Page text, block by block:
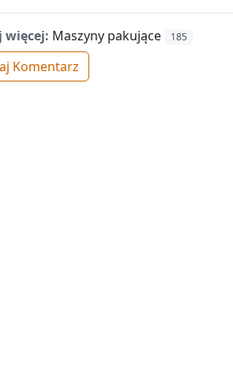
więcej: Maszyny pakujące 185
Komentarz